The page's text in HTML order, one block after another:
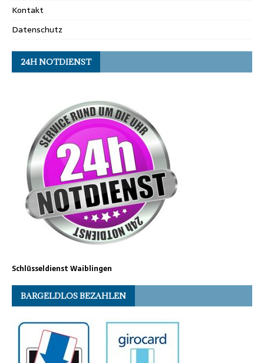
Kontakt
Datenschutz
24H NOTDIENST
Schlüsseldienst Waiblingen
BARGELDLOS BEZAHLEN